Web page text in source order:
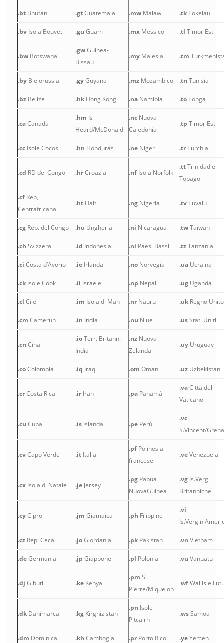
.bt Bhutan .gtGuatemala .mw Malawi .tkTokelau
.bv Isola Bouvet .gu Guam .mx Messico .tl Timor Est
.bw Botswana
.gwGuinea-
Bissau
.my Malesia .tm
.by Bielorussia .gyGuyana .mz Mozambico .tn Tunisia
.bz Belize .hk Hong Kong .na Namibia .toTonga
.caCanada
.hm Is
Heard/McDonald
.nc Nuova
Caledonia
.tp Timor Est
.cc Isole Cocos .hn Honduras .ne Niger .trTurchia
.cd RD del Congo .hrCroazia .nf Isola Norfolk
.ttTrinidad e
Tobago
.cf Rep,
Centrafricana
.ht Haiti .ng Nigeria .tvTuvalu
.cg Rep. del Congo .hu Ungheria .ni Nicaragua .twTaiwan
.ch Svizzera .id Indonesia .nl Paesi Bassi .tzTanzania
.ci Costa d’Avorio .ie Irlanda .no Norvegia .ua Ucraina
.ck Isole Cook .il Israele .np Nepal .ug Uganda
.cl Cile .im Isola di Man .nr Nauru .uk Regno Unito
.cm Camerun .in India .nu Niue .usStati Uniti
.cn Cina
.ioTerr. Britann.
India
.nz Nuova
Zelanda
.uy Uruguay
.coColombia .iq Iraq .om Oman .uz Uzbekistan
.crCosta Rica .ir Iran .pa Panamá
.vaCittà del
Vaticano
.cu Cuba .is Islanda .pe Perù
.vc
S.Vincent/
.cvCapo Verde .it Italia
.pf Polinesia
francese
.veVenezuela
.cx Isola di Natale .je Jersey
.pg Papua
NuovaGuinea
.vg Is.Verg
Britanniche
.cyCipro .jm Giamaica .ph Filippine
.vi
.cz Rep. Ceca .joGiordania .pk Pakistan .vn Vietnam
.deGermania .jp Giappone .pl Polonia .vu Vanuatu
.dj Gibuti .ke Kenya
.pm S.
Pierre/Miquelon
.wfWallis e
.dk Danimarca .kg Kirghizistan
.pn Isole
Pitcairn
.wsSamoa
.dm Dominica .kh Cambogia .pr Porto Rico .yeYemen